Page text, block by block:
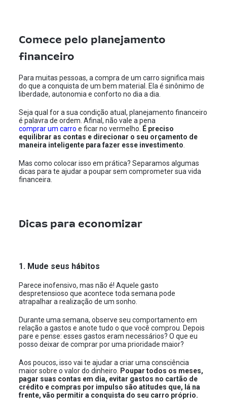
Comece pelo planejamento
financeiro
Para muitas pessoas, a compra de um carro significa mais
do que a conquista de um bem material. Ela é sinônimo de
liberdade, autonomia e conforto no dia a dia.
Seja qual for a sua condição atual, planejamento financeiro
é palavra de ordem. Afinal, não vale a pena
comprar um carro e ficar no vermelho.
É preciso
equilibrar as contas e direcionar o seu orçamento de
maneira inteligente para fazer esse investimento
Mas como colocar isso em prática? Separamos algumas
dicas para te ajudar a poupar sem comprometer sua vida
financeira.
Dicas para economizar
1. Mude seus hábitos
Parece inofensivo, mas não é! Aquele gasto
despretensioso que acontece toda semana pode
atrapalhar a realização de um sonho.
Durante uma semana, observe seu comportamento em
relação a gastos e anote tudo o que você comprou. Depois
pare e pense: esses gastos eram necessários? O que eu
posso deixar de comprar por uma prioridade maior?
Aos poucos, isso vai te ajudar a criar uma consciência
maior sobre o valor do dinheiro.
Poupar todos os meses,
pagar suas contas em dia, evitar gastos no cartão de
crédito e compras por impulso são atitudes que, lá na
frente, vão permitir a conquista do seu carro próprio.